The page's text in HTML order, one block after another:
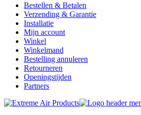
Bestellen & Betalen
Verzending & Garantie
Installatie
Mijn account
Winkel
Winkelmand
Bestelling annuleren
Retourneren
Openingstijden
Partners